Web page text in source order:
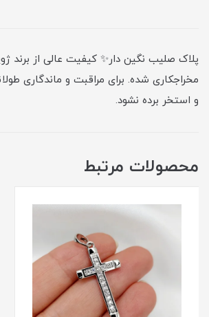
پلاک صلیب نگین دار✨ کیفیت عالی از برند
مخراجکاری شده. برای مراقبت و ماندگاری
و استخر برده نشود.
محصولات مرتبط